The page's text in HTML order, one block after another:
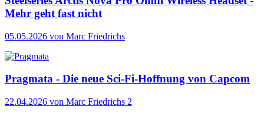
Mehr geht fast nicht
05.05.2026 von Marc Friedrichs
Pragmata - Die neue Sci-Fi-Hoffnung von Capcom
22.04.2026 von Marc Friedrichs 2